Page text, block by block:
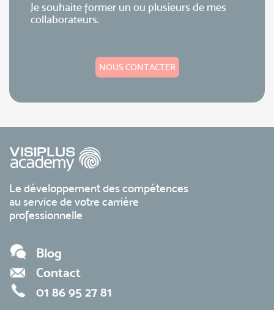
Je souhaite former un ou plusieurs de mes
collaborateurs.
NOUS CONTACTER
Le développement des compétences
au service de votre carrière
professionnelle
Blog
Contact
01 86 95 27 81